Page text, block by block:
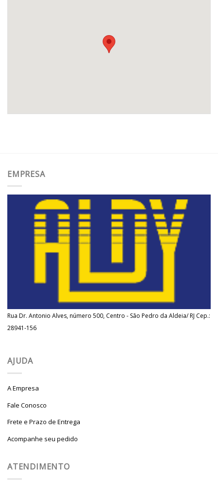
EMPRESA
Rua Dr. Antonio Alves, número 500, Centro - São Pedro da Aldeia/ RJ Cep.:
28941-156
AJUDA
A Empresa
Fale Conosco
Frete e Prazo de Entrega
Acompanhe seu pedido
ATENDIMENTO